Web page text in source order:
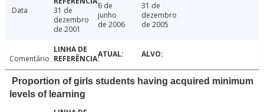
Data
31 de
dezembro
de 2001
6 de
junho
de 2006
31 de
dezembro
de 2005
Comentário
Proportion of girls students having acquired minimum
levels of learning